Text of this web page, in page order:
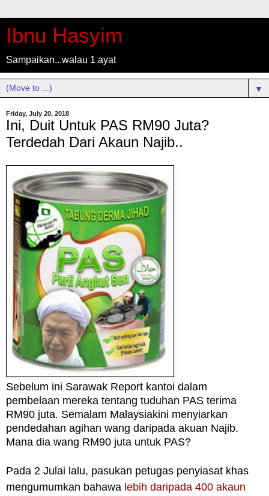
Ibnu Hasyim
Sampaikan...walau 1 ayat
▼
Friday, July 20, 2018
Ini, Duit Untuk PAS RM90 Juta?
Terdedah Dari Akaun Najib..
Sebelum ini Sarawak Report kantoi dalam
pembelaan mereka tentang tuduhan PAS terima
RM90 juta. Semalam Malaysiakini menyiarkan
pendedahan agihan wang daripada akuan Najib.
Mana dia wang RM90 juta untuk PAS?
Pada 2 Julai lalu, pasukan petugas penyiasat khas
mengumumkan bahawa lebih daripada 400 akaun